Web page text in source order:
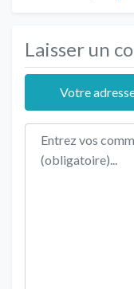
Laisser un
Votre
Texte de l'avis